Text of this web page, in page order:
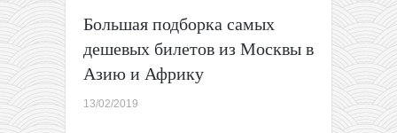
Большая подборка самых
дешевых билетов из Москвы в
Азию и Африку
13/02/2019